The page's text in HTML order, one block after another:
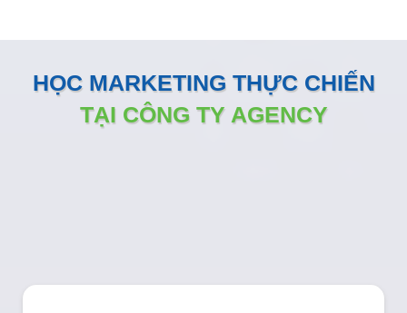
HỌC MARKETING THỰC CHIẾN
TẠI CÔNG TY AGENCY